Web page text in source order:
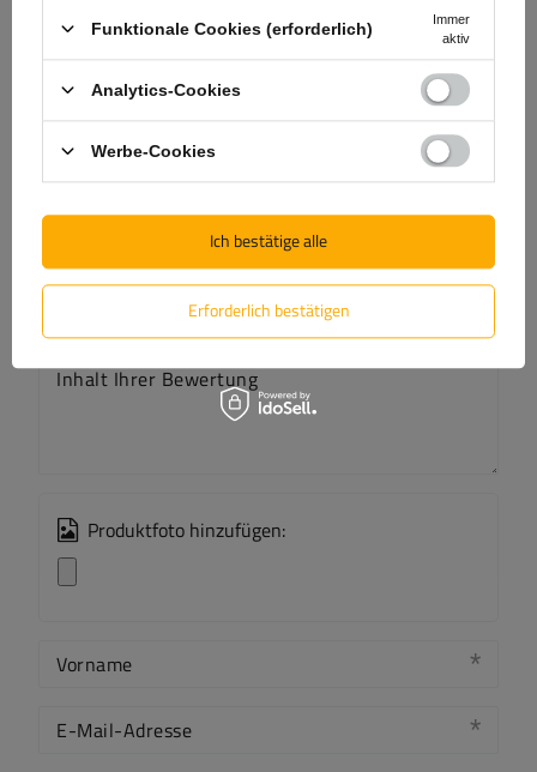
Frage stellen
Bewertung schreiben
Ihre Bewertung:
5/5
Inhalt Ihrer Bewertung
Produktfoto hinzufügen:
Vorname
E-Mail-Adresse
Funktionale Cookies (erforderlich)
Immer
aktiv
Analytics-Cookies
Werbe-Cookies
Erforderlich bestätigen
Ich bestätige alle